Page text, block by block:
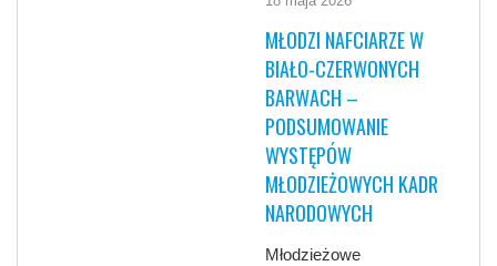
MŁODZI NAFCIARZE W
BIAŁO-CZERWONYCH
BARWACH –
PODSUMOWANIE
WYSTĘPÓW
MŁODZIEŻOWYCH KADR
NARODOWYCH
Młodzieżowe